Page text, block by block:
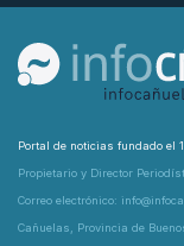
Portal de noticias fundado el
Propietario y Director
Correo electrónico:
Cañuelas, Provincia de